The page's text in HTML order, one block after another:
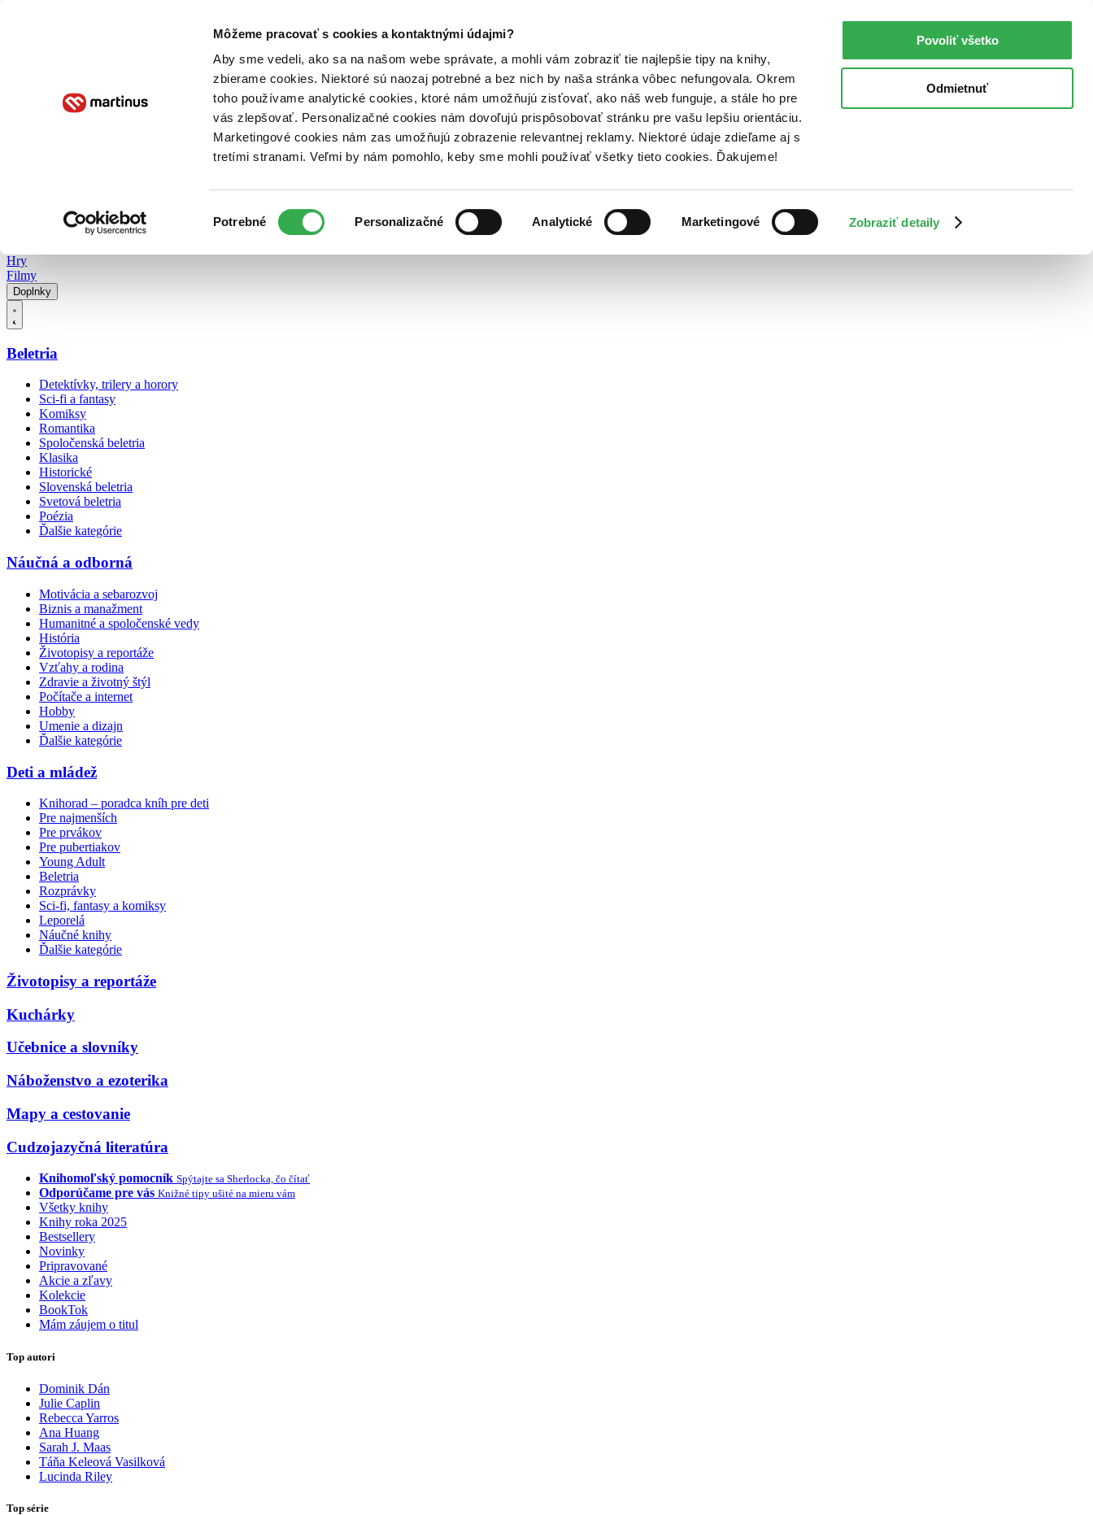
Môžeme pracovať s cookies a kontaktnými údajmi?
Aby sme vedeli, ako sa na našom webe správate, a mohli vám zobraziť tie najlepšie tipy na knihy,
zbierame cookies. Niektoré sú naozaj potrebné a bez nich by naša stránka vôbec nefungovala. Okrem
toho používame analytické cookies, ktoré nám umožňujú zisťovať, ako náš web funguje, a stále ho pre
vás zlepšovať. Personalizačné cookies nám dovoľujú prispôsobovať stránku pre vašu lepšiu orientáciu.
Marketingové cookies nám zas umožňujú zobrazenie relevantnej reklamy. Niektoré údaje zdieľame aj s
tretími stranami. Veľmi by nám pomohlo, keby sme mohli používať všetky tieto cookies. Ďakujeme!
súhlasu
Potrebné Personalizačné Analytické Marketingové Zobraziť detaily
Povoliť všetko
Odmietnuť
Poukážky Kontakt
Hry
Filmy
Doplnky
Beletria
Detektívky, trilery a horory
Sci-fi a fantasy
Komiksy
Romantika
Spoločenská beletria
Klasika
Historické
Slovenská beletria
Svetová beletria
Poézia
Ďalšie kategórie
Náučná a odborná
Motivácia a sebarozvoj
Biznis a manažment
Humanitné a spoločenské vedy
História
Životopisy a reportáže
Vzťahy a rodina
Zdravie a životný štýl
Počítače a internet
Hobby
Umenie a dizajn
Ďalšie kategórie
Deti a mládež
Knihorad – poradca kníh pre deti
Pre najmenších
Pre prvákov
Pre pubertiakov
Young Adult
Beletria
Rozprávky
Sci-fi, fantasy a komiksy
Leporelá
Náučné knihy
Ďalšie kategórie
Životopisy a reportáže
Kuchárky
Učebnice a slovníky
Náboženstvo a ezoterika
Mapy a cestovanie
Cudzojazyčná literatúra
Knihomoľský pomocník Spýtajte sa Sherlocka, čo čítať
Odporúčame pre vás Knižné tipy ušité na mieru vám
Všetky knihy
Knihy roka 2025
Bestsellery
Novinky
Pripravované
Akcie a zľavy
Kolekcie
BookTok
Mám záujem o titul
Top autori
Dominik Dán
Julie Caplin
Rebecca Yarros
Ana Huang
Sarah J. Maas
Táňa Keleová Vasilková
Lucinda Riley
Top série